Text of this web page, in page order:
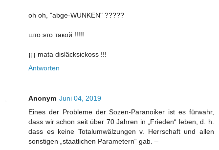
oh oh, "abge-WUNKEN" ?????
што это такой !!!!!
¡¡¡ mata disläcksickoss !!!
Antworten
Anonym Juni 04, 2019
Eines der Probleme der Sozen-Paranoiker ist es fürwahr,
dass wir schon seit über 70 Jahren in „Frieden“ leben, d. h.
dass es keine Totalumwälzungen v. Herrschaft und allen
sonstigen „staatlichen Parametern“ gab. –